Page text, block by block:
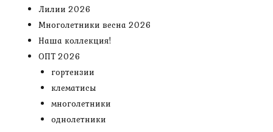
Лилии 2026
Многолетники весна 2026
Наша коллекция!
ОПТ 2026
гортензии
клематисы
многолетники
однолетники